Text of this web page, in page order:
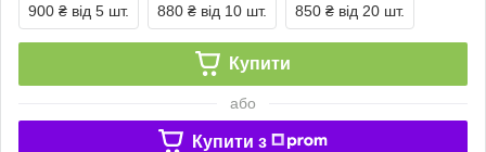
900 ₴ від 5 шт. 880 ₴ від 10 шт. 850 ₴ від 20 шт.
Купити
або
Купити з